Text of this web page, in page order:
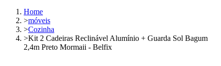
Home
>móveis
>Cozinha
>Kit 2 Cadeiras Reclinável Alumínio + Guarda Sol Bagum
2,4m Preto Mormaii - Belfix